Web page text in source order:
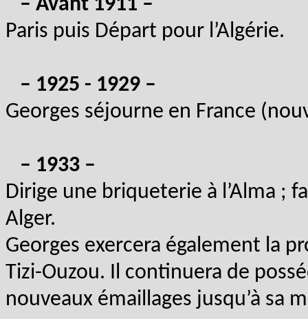
– Avant 1911 –
Paris puis Départ pour l’Algérie.
– 1925 - 1929 –
Georges séjourne en France
– 1933 –
Dirige une briqueterie à l’Alma ;
Alger.
Georges exercera également la
Tizi-Ouzou. Il continuera de
nouveaux émaillages jusqu’à sa